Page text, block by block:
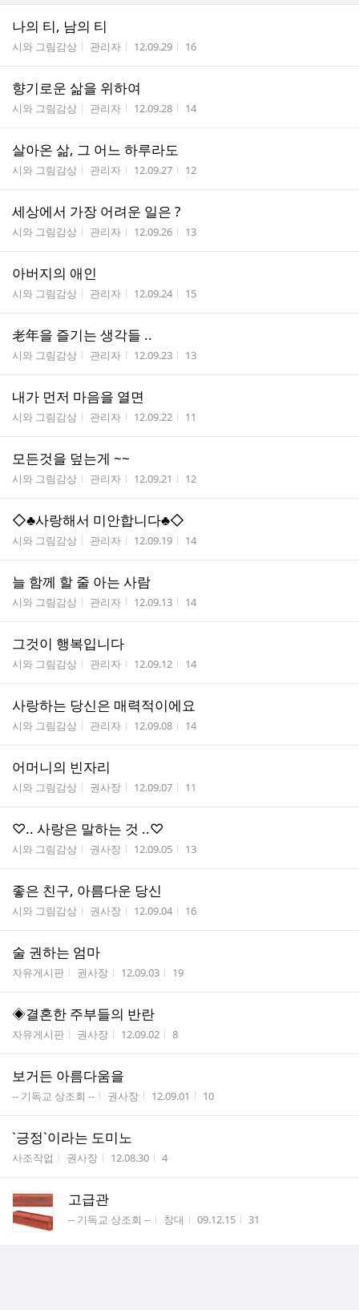
나의 티, 남의 티
게시판명
시와 그림감상 작성자
관리자 작성시간
12.09.29 조회수
16
향기로운 삶을 위하여
게시판명
시와 그림감상 작성자
관리자 작성시간
12.09.28 조회수
14
살아온 삶, 그 어느 하루라도
게시판명
시와 그림감상 작성자
관리자 작성시간
12.09.27 조회수
12
세상에서 가장 어려운 일은 ?
게시판명
시와 그림감상 작성자
관리자 작성시간
12.09.26 조회수
13
아버지의 애인
게시판명
시와 그림감상 작성자
관리자 작성시간
12.09.24 조회수
15
老年을 즐기는 생각들 ..
게시판명
시와 그림감상 작성자
관리자 작성시간
12.09.23 조회수
13
내가 먼저 마음을 열면
게시판명
시와 그림감상 작성자
관리자 작성시간
12.09.22 조회수
11
모든것을 덮는게 ~~
게시판명
시와 그림감상 작성자
관리자 작성시간
12.09.21 조회수
12
◇♣사랑해서 미안합니다♣◇
게시판명
시와 그림감상 작성자
관리자 작성시간
12.09.19 조회수
14
늘 함께 할 줄 아는 사람
게시판명
시와 그림감상 작성자
관리자 작성시간
12.09.13 조회수
14
그것이 행복입니다
게시판명
시와 그림감상 작성자
관리자 작성시간
12.09.12 조회수
14
사랑하는 당신은 매력적이에요
게시판명
시와 그림감상 작성자
관리자 작성시간
12.09.08 조회수
14
어머니의 빈자리
게시판명
시와 그림감상 작성자
권사장 작성시간
12.09.07 조회수
11
♡.. 사랑은 말하는 것 ..♡
게시판명
시와 그림감상 작성자
권사장 작성시간
12.09.05 조회수
13
좋은 친구, 아름다운 당신
게시판명
시와 그림감상 작성자
권사장 작성시간
12.09.04 조회수
16
술 권하는 엄마
게시판명
자유게시판 작성자
권사장 작성시간
12.09.03 조회수
19
◈결혼한 주부들의 반란
게시판명
자유게시판 작성자
권사장 작성시간
12.09.02 조회수
8
보거든 아름다움을
게시판명
-- 기독교 상조회 -- 작성자
권사장 작성시간
12.09.01 조회수
10
`긍정`이라는 도미노
게시판명
사조작업 작성자
권사장 작성시간
12.08.30 조회수
4
고급관
게시판명
-- 기독교 상조회 -- 작성자
창대 작성시간
09.12.15 조회수
31